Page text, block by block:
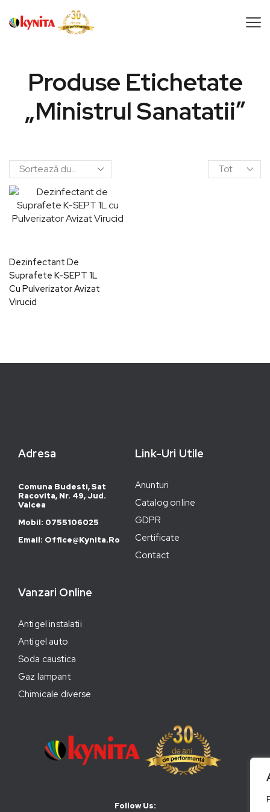
Produse Etichetate
„ministrul Sanatatii”
Dezinfectant De
Suprafete K-SEPT 1L
Cu Pulverizator Avizat
Virucid
Adresa
Comuna Budesti, Sat
Racovita, Nr. 49, Jud.
Valcea
Mobil: 0755106025
Email: Office@kynita.ro
Link-Uri Utile
Anunturi
Catalog online
GDPR
Certificate
Contact
Vanzari Online
Antigel instalatii
Antigel auto
Soda caustica
Gaz lampant
Chimicale diverse
Follow Us: